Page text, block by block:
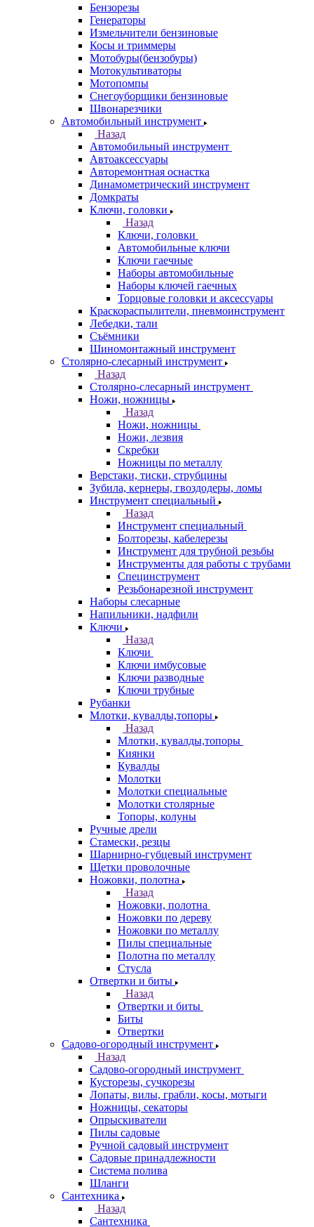
Бензорезы
Генераторы
Измельчители бензиновые
Косы и триммеры
Мотобуры(бензобуры)
Мотокультиваторы
Мотопомпы
Снегоуборщики бензиновые
Швонарезчики
Автомобильный инструмент
Назад
Автомобильный инструмент
Автоаксессуары
Авторемонтная оснастка
Динамометрический инструмент
Домкраты
Ключи, головки
Назад
Ключи, головки
Автомобильные ключи
Ключи гаечные
Наборы автомобильные
Наборы ключей гаечных
Торцовые головки и аксессуары
Краскораспылители, пневмоинструмент
Лебедки, тали
Съёмники
Шиномонтажный инструмент
Столярно-слесарный инструмент
Назад
Столярно-слесарный инструмент
Ножи, ножницы
Назад
Ножи, ножницы
Ножи, лезвия
Скребки
Ножницы по металлу
Верстаки, тиски, струбцины
Зубила, кернеры, гвоздодеры, ломы
Инструмент специальный
Назад
Инструмент специальный
Болторезы, кабелерезы
Инструмент для трубной резьбы
Инструменты для работы с трубами
Специнструмент
Резьбонарезной инструмент
Наборы слесарные
Напильники, надфили
Ключи
Назад
Ключи
Ключи имбусовые
Ключи разводные
Ключи трубные
Рубанки
Млотки, кувалды,топоры
Назад
Млотки, кувалды,топоры
Киянки
Кувалды
Молотки
Молотки специальные
Молотки столярные
Топоры, колуны
Ручные дрели
Стамески, резцы
Шарнирно-губцевый инструмент
Щетки проволочные
Ножовки, полотна
Назад
Ножовки, полотна
Ножовки по дереву
Ножовки по металлу
Пилы специальные
Полотна по металлу
Стусла
Отвертки и биты
Назад
Отвертки и биты
Биты
Отвертки
Садово-огородный инструмент
Назад
Садово-огородный инструмент
Кусторезы, сучкорезы
Лопаты, вилы, грабли, косы, мотыги
Ножницы, секаторы
Опрыскиватели
Пилы садовые
Ручной садовый инструмент
Садовые принадлежности
Система полива
Шланги
Сантехника
Назад
Сантехника